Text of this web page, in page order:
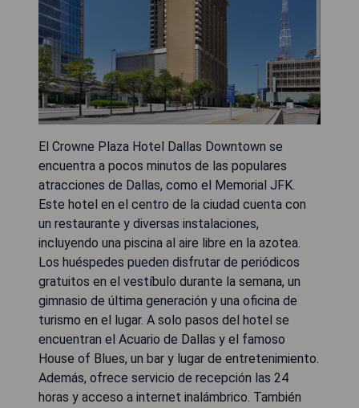
El Crowne Plaza Hotel Dallas Downtown se
encuentra a pocos minutos de las populares
atracciones de Dallas, como el Memorial JFK.
Este hotel en el centro de la ciudad cuenta con
un restaurante y diversas instalaciones,
incluyendo una piscina al aire libre en la azotea.
Los huéspedes pueden disfrutar de periódicos
gratuitos en el vestíbulo durante la semana, un
gimnasio de última generación y una oficina de
turismo en el lugar. A solo pasos del hotel se
encuentran el Acuario de Dallas y el famoso
House of Blues, un bar y lugar de entretenimiento.
Además, ofrece servicio de recepción las 24
horas y acceso a internet inalámbrico. También